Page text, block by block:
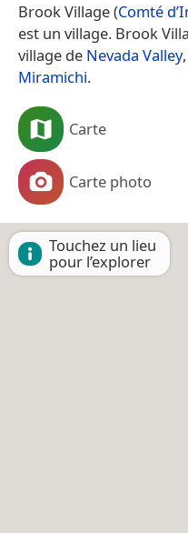
Brook Village (Comté
est un village. Brook
village de Nevada Valley
Miramichi.
Carte
Carte photo
Touchez un lieu
pour l’explorer